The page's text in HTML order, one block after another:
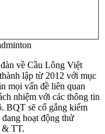
về Cầu Lông Việt
lập từ 2012 với mục
mọi vấn đề liên quan
nhiệm với các thông tin
BQT sẽ cố gắng kiểm
hoạt động thử
& TT.